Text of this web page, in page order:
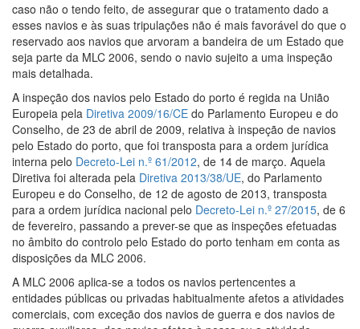
caso não o tendo feito, de assegurar que o tratamento dado a
esses navios e às suas tripulações não é mais favorável do que o
reservado aos navios que arvoram a bandeira de um Estado que
seja parte da MLC 2006, sendo o navio sujeito a uma inspeção
mais detalhada.
A inspeção dos navios pelo Estado do porto é regida na União
Europeia pela Diretiva 2009/16/CE do Parlamento Europeu e do
Conselho, de 23 de abril de 2009, relativa à inspeção de navios
pelo Estado do porto, que foi transposta para a ordem jurídica
interna pelo Decreto-Lei n.º 61/2012, de 14 de março. Aquela
Diretiva foi alterada pela Diretiva 2013/38/UE, do Parlamento
Europeu e do Conselho, de 12 de agosto de 2013, transposta
para a ordem jurídica nacional pelo Decreto-Lei n.º 27/2015, de 6
de fevereiro, passando a prever-se que as inspeções efetuadas
no âmbito do controlo pelo Estado do porto tenham em conta as
disposições da MLC 2006.
A MLC 2006 aplica-se a todos os navios pertencentes a
entidades públicas ou privadas habitualmente afetos a atividades
comerciais, com exceção dos navios de guerra e dos navios de